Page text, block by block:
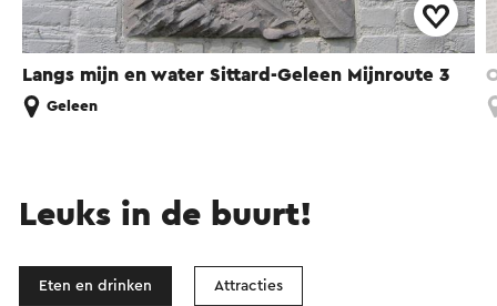
Langs mijn en water Sittard-Geleen Mijnroute 3
Geleen
Leuks in de buurt!
Eten en drinken Attracties